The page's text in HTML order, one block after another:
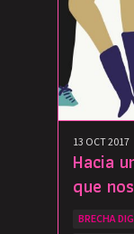
13 OCT 2017
Hacia
que
BRECHA